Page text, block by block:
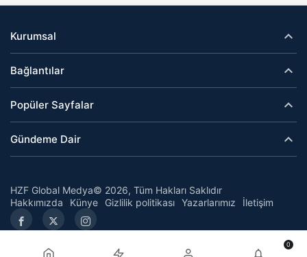
Kurumsal
Bağlantılar
Popüler Sayfalar
Gündeme Dair
HZF Global Medya© 2026, Tüm Hakları Saklıdır
Hakkımızda
Künye Gizlilik politikası Yazarlarımız İletişim
0